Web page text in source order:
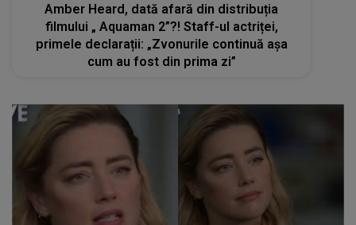
Amber Heard, dată afară din distribuția
filmului „ Aquaman 2”?! Staff-ul actriței,
primele declarații: „Zvonurile continuă așa
cum au fost din prima zi”